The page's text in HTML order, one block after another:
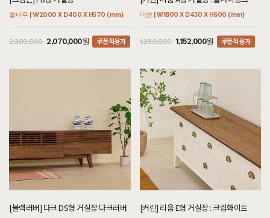
멀바우 | W2000 X D400 X H570 (mm)
2,300,000 2,070,000원 쿠폰적용가
미송 | W1800 X D430 X H600 (mm)
1,280,000 1,152,000원 쿠폰적용가
[블랙러버] 다크 DS형 거실장 다크러버 [커린] 리움 E형 거실장 : 크림화이트